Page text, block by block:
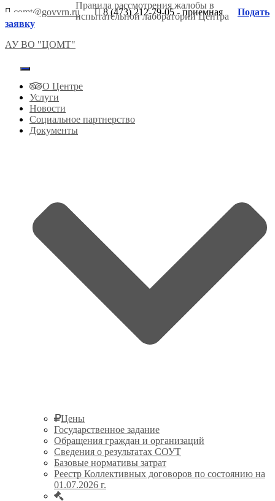
comt@govvrn.ru 8 (473) 212-79-05 - приемная
Подать
заявку
АУ ВО "ЦОМТ"
Переключить
навигацию
О Центре
Услуги
Новости
Социальное партнерство
Документы
Цены
Государственное задание
Обращения граждан и организаций
Сведения о результатах СОУТ
Базовые нормативы затрат
Реестр Коллективных договоров по состоянию на
01.07.2026 г.
Правила рассмотрения жалобы в
испытательной лаборатории Центра